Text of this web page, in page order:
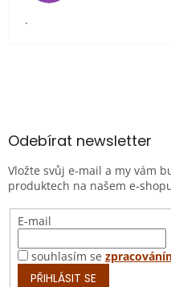
.
aOdebírat newsletter
Vložte svůj e-mail a my vám
produktech na našem e-
E-mail
souhlasím se
PŘIHLÁSIT SE